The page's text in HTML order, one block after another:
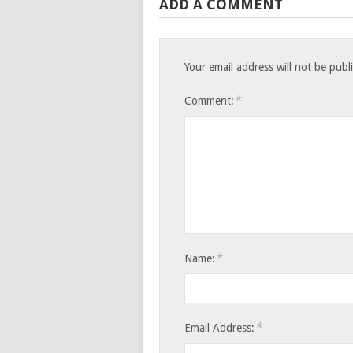
ADD A COMMENT
Your email address will not be
Comment: *
Name: *
Email Address: *